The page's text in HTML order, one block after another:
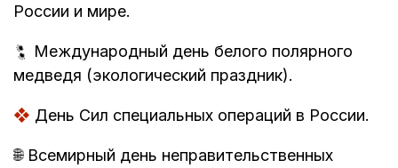
России и мире.
🐾 Международный день белого полярного
медведя (экологический праздник).
❖ День Сил специальных операций в России.
🌐Всемирный день неправительственных